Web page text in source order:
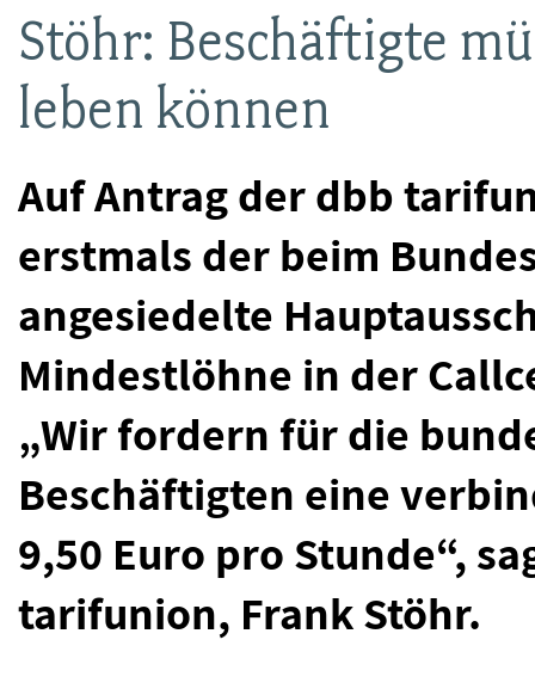
Stöhr: Beschäftigte
leben können
Auf Antrag der dbb
erstmals der beim
angesiedelte
Mindestlöhne in der
„Wir fordern für die
Beschäftigten eine
9,50 Euro pro Stunde“,
tarifunion, Frank Stöhr.